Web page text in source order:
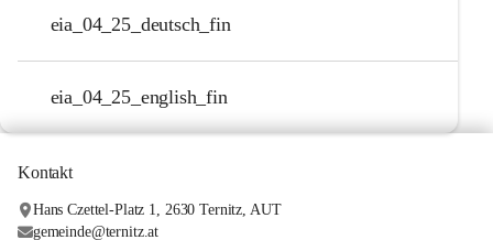
eia_04_25_deutsch_fin
eia_04_25_english_fin
Kontakt
Hans Czettel-Platz 1, 2630 Ternitz, AUT
gemeinde@ternitz.at